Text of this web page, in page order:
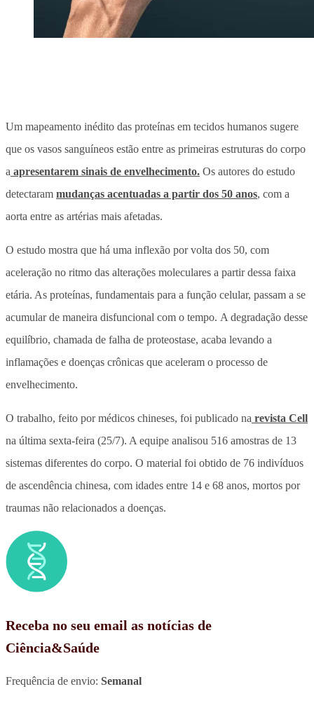
Um mapeamento inédito das proteínas em tecidos humanos sugere
que os vasos sanguíneos estão entre as primeiras estruturas do corpo
a apresentarem sinais de envelhecimento. Os autores do estudo
detectaram mudanças acentuadas a partir dos 50 anos, com a
aorta entre as artérias mais afetadas.
O estudo mostra que há uma inflexão por volta dos 50, com
aceleração no ritmo das alterações moleculares a partir dessa faixa
etária. As proteínas, fundamentais para a função celular, passam a se
acumular de maneira disfuncional com o tempo. A degradação desse
equilíbrio, chamada de falha de proteostase, acaba levando a
inflamações e doenças crônicas que aceleram o processo de
envelhecimento.
O trabalho, feito por médicos chineses, foi publicado na revista Cell
na última sexta-feira (25/7). A equipe analisou 516 amostras de 13
sistemas diferentes do corpo. O material foi obtido de 76 indivíduos
de ascendência chinesa, com idades entre 14 e 68 anos, mortos por
traumas não relacionados a doenças.
Receba no seu email as notícias de
Ciência&Saúde
Frequência de envio: Semanal